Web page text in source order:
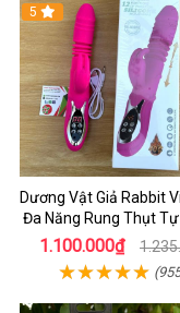
5
Dương Vật Giả Rabbit
Đa Năng Rung Thụt Tự Động,
Phát Nhiệt Ấm Nóng
1.100.000₫